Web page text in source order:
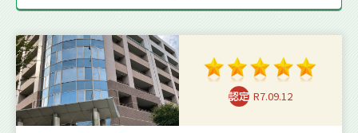
R7.09.12